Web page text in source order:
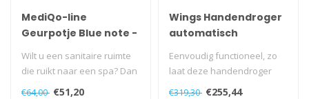
MediQo-line
Geurpotje Blue note -
Wilt u een sanitaire ruimte
die ruikt naar een spa? Dan
zit u goed met het geurp..
€64,00 €51,20
Wings Handendroger
automatisch
Eenvoudig functioneel, zo
laat deze handendroger
zich het beste omschrijven...
€319,30 €255,44